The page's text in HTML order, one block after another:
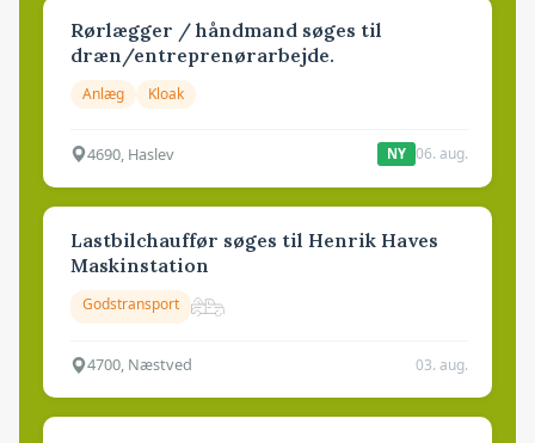
Rørlægger / håndmand søges til
dræn/entreprenørarbejde.
Anlæg Kloak
4690, Haslev NY 06. aug.
Lastbilchauffør søges til Henrik Haves
Maskinstation
Godstransport
4700, Næstved 03. aug.